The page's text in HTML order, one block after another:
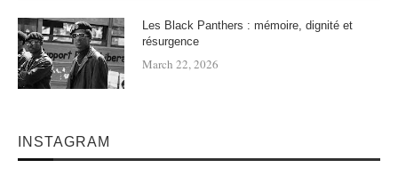
Les Black Panthers : mémoire, dignité et
résurgence
March 22, 2026
INSTAGRAM